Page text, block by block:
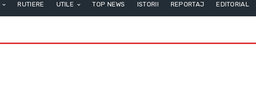
RUTIERE UTILE TOP NEWS ISTORII REPORTAJ EDITORIAL